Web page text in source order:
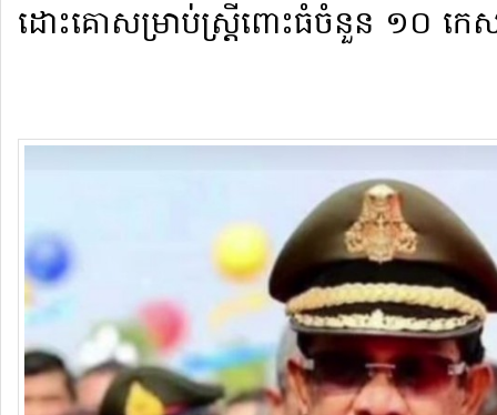
ដោះគោ​សម្រាប់​ស្ត្រី​ពោះធំ​ចំនួន ១០ ក